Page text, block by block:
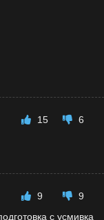
15
6
9
9
с усмивка